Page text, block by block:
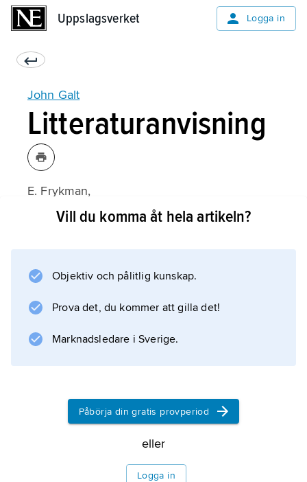
Uppslagsverket Logga in
John Galt
Litteraturanvisning
E. Frykman,
John Galt’s Scottish Stories 1820–1823
Vill du komma åt hela artikeln?
Objektiv och pålitlig kunskap.
Prova det, du kommer att gilla det!
Marknadsledare i Sverige.
Påbörja din gratis provperiod
eller
Logga in